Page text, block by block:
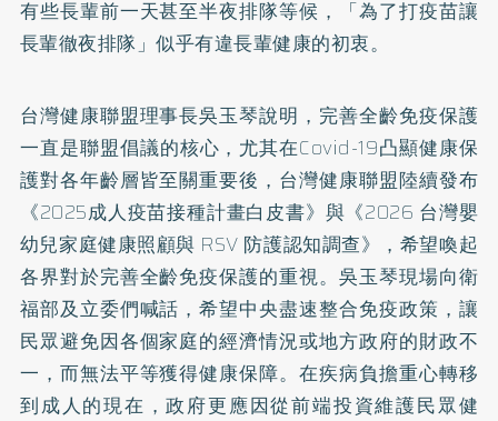
有些長輩前一天甚至半夜排隊等候，「為了打疫苗讓
長輩徹夜排隊」似乎有違長輩健康的初衷。
台灣健康聯盟理事長吳玉琴說明，完善全齡免疫保護
一直是聯盟倡議的核心，尤其在Covid-19凸顯健康保
護對各年齡層皆至關重要後，台灣健康聯盟陸續發布
《2025成人疫苗接種計畫白皮書》與《2026 台灣嬰
幼兒家庭健康照顧與 RSV 防護認知調查》，希望喚起
各界對於完善全齡免疫保護的重視。吳玉琴現場向衛
福部及立委們喊話，希望中央盡速整合免疫政策，讓
民眾避免因各個家庭的經濟情況或地方政府的財政不
一，而無法平等獲得健康保障。在疾病負擔重心轉移
到成人的現在，政府更應因從前端投資維護民眾健